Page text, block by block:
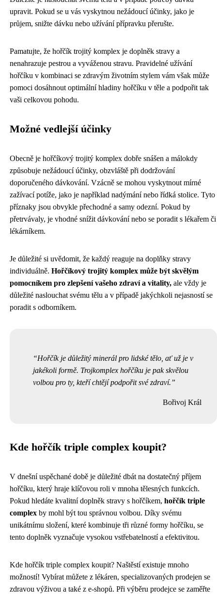
upravit. Pokud se u vás vyskytnou nežádoucí účinky, jako je
průjem, snižte dávku nebo užívání přípravku přerušte.
Pamatujte, že hořčík trojitý komplex je doplněk stravy a
nenahrazuje pestrou a vyváženou stravu. Pravidelné užívání
hořčíku v kombinaci se zdravým životním stylem vám však může
pomoci dosáhnout optimální hladiny hořčíku v těle a podpořit tak
vaši celkovou pohodu.
Možné vedlejší účinky
Obecně je hořčíkový trojitý komplex dobře snášen a málokdy
způsobuje nežádoucí účinky, obzvláště při dodržování
doporučeného dávkování. Vzácně se mohou vyskytnout mírné
zažívací potíže, jako je například nadýmání nebo řídká stolice. Tyto
příznaky jsou obvykle přechodné a samy odezní. Pokud by
přetrvávaly, je vhodné snížit dávkování nebo se poradit s lékařem či
lékárníkem.
Je důležité si uvědomit, že každý reaguje na doplňky stravy
individuálně. Hořčíkový trojitý komplex může být skvělým
pomocníkem pro zlepšení vašeho zdraví a vitality, ale vždy je
důležité naslouchat svému tělu a v případě jakýchkoli nejasností se
poradit s odborníkem.
Hořčík je důležitý minerál pro lidské tělo, ať už je v
jakékoli formě. Trojkomplex hořčíku je pak skvělou
volbou pro ty, kteří chtějí podpořit své zdraví.
Bořivoj Král
Kde hořčík triple complex koupit?
V dnešní uspěchané době je důležité dbát na dostatečný příjem
hořčíku, který hraje klíčovou roli v mnoha tělesných funkcích.
Pokud hledáte kvalitní doplněk stravy s hořčíkem, hořčík triple
complex by mohl být tou správnou volbou. Díky svému
unikátnímu složení, které kombinuje tři různé formy hořčíku, se
tento doplněk vyznačuje vysokou vstřebatelností a efektivitou.
Kde hořčík triple complex koupit? Naštěstí existuje mnoho
možností! Vybírat můžete z lékáren, specializovaných prodejen se
zdravou výživou a také z e-shopů. Při výběru prodejce se zaměřte